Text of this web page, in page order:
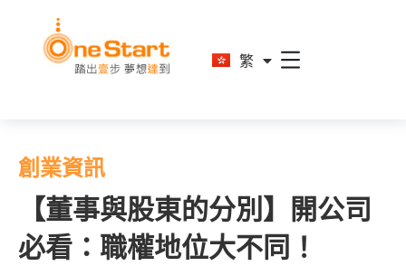
繁
简
創業資訊
【董事與股東的分別】開公司
必看：職權地位大不同！